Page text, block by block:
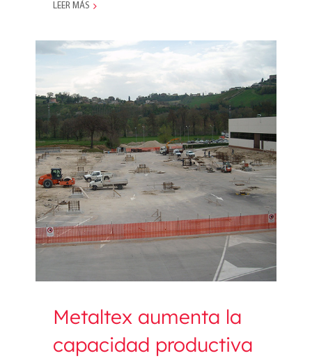
LEER MÁS
Metaltex aumenta la
capacidad productiva de
Montegiorgio
Metaltex aumenta la
capacidad productiva